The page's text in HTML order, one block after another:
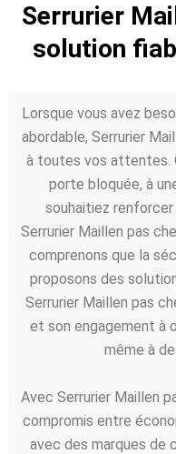
Serrurier
solution
Lorsque vous avez
abordable, Serrurier
à toutes vos attentes.
porte bloquée, à
souhaitiez
Serrurier Maillen pas
comprenons que la
proposons des
Serrurier Maillen pas
et son engagement à
même à
Avec Serrurier Maillen
compromis entre
avec des marques de